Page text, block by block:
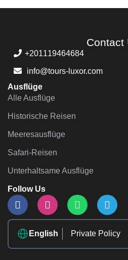
Contact
+201119464684
info@tours-luxor.com
Ausflüge
Alle Ausflüge
Historische Reisen
Meeresausflüge
Safari-Reisen
Unterhaltsame Ausflüge
Follow Us
English Private Policy